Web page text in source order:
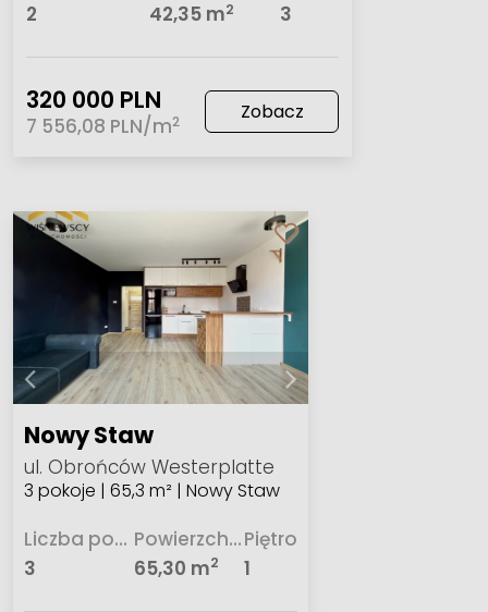
2
42,35 m2
3
320 000 PLN
7 556,08 PLN/m2 Zobacz
Nowy Staw
ul. Obrońców Westerplatte
3 pokoje | 65,3 m² | Nowy Staw
Liczba pokoi
3
Powierzchnia
65,30 m2
Piętro
1